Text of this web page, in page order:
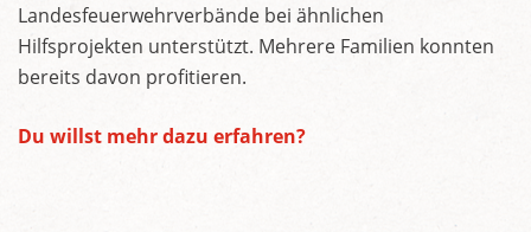
Landesfeuerwehrverbände bei ähnlichen
Hilfsprojekten unterstützt. Mehrere Familien konnten
bereits davon profitieren.
Du willst mehr dazu erfahren?